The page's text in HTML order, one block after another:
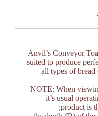
“Anvil’s Conveyor
suited to produce
all types of
NOTE: When
it’s usual
product is